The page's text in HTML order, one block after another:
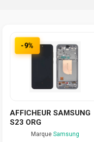
-9%
AFFICHEUR SAMSUNG
S23 ORG
Marque Samsung